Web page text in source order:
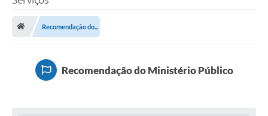
Recomendação do...
Recomendação do Ministério Público